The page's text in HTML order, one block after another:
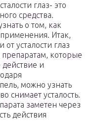
глаз- это
средства.
о том, как
применения. Итак,
усталости глаз
препаратам, которые
и
можно узнать
снимает усталость.
заметен через
действия